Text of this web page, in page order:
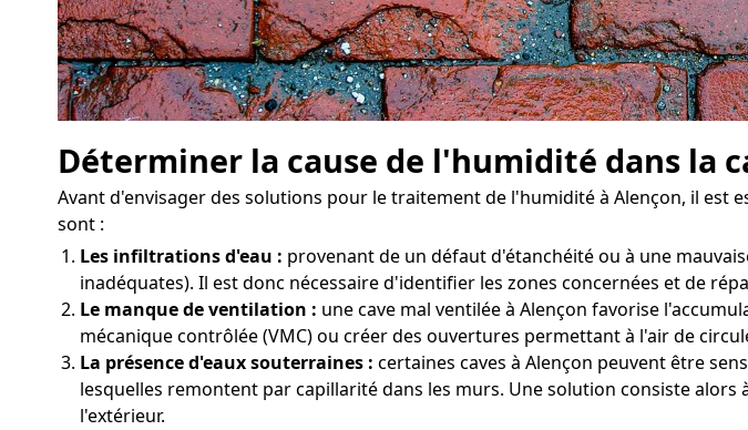
Déterminer la cause de l'humidité dans la
Avant d'envisager des solutions pour le traitement de l'humidité à Alençon, il est
sont :
Les infiltrations d'eau : provenant de un défaut d'étanchéité ou à une
inadéquates). Il est donc nécessaire d'identifier les zones concernées et de
Le manque de ventilation : une cave mal ventilée à Alençon favorise
mécanique contrôlée (VMC) ou créer des ouvertures permettant à l'air de
La présence d'eaux souterraines : certaines caves à Alençon peuvent être
lesquelles remontent par capillarité dans les murs. Une solution consiste
l'extérieur.